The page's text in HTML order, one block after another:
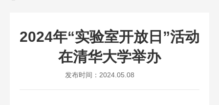
2024年“实验室开放日”活动
在清华大学举办
发布时间：2024.05.08